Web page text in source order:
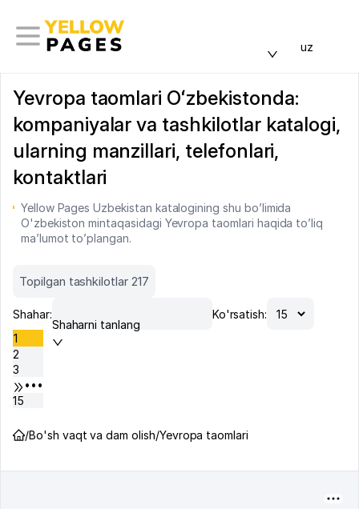
uz
Yevropa taomlari Oʻzbekistonda:
kompaniyalar va tashkilotlar katalogi,
ularning manzillari, telefonlari,
kontaktlari
Yellow Pages Uzbekistan katalogining shu bo’limida
O'zbekiston mintaqasidagi Yevropa taomlari haqida to’liq
ma’lumot to’plangan.
Topilgan tashkilotlar 217
Shahar:
Shaharni tanlang
Ko'rsatish:
1
2
3
•••
15
/Bo'sh vaqt va dam olish/Yevropa taomlari